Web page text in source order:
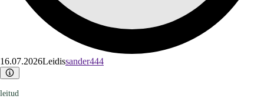
16.07.2026Leidissander444
leitud